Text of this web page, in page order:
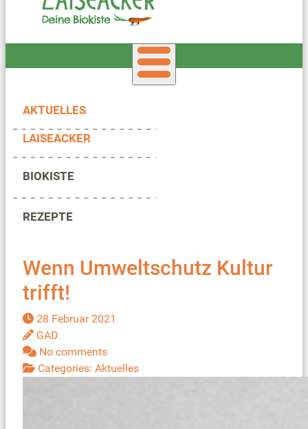
AKTUELLES
LAISEACKER
BIOKISTE
REZEPTE
Wenn Umweltschutz Kultur
trifft!
28 Februar 2021
GAD
No comments
Categories: Aktuelles